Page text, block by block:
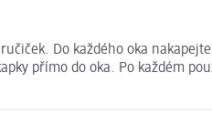
Do každého oka
přímo do oka. Po každém